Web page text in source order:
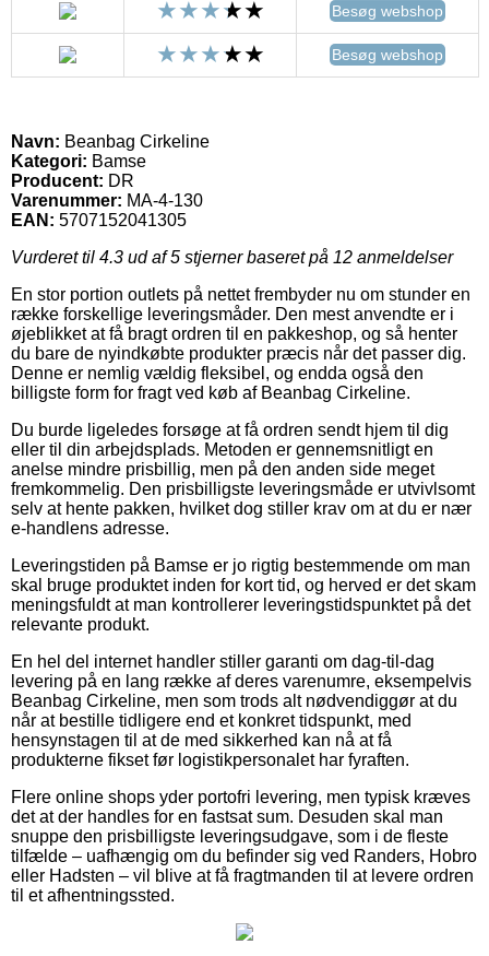
Besøg webshop
Besøg webshop
Navn: Beanbag Cirkeline
Kategori: Bamse
Producent: DR
Varenummer: MA-4-130
EAN: 5707152041305
Vurderet til 4.3 ud af 5 stjerner baseret på 12 anmeldelser
En stor portion outlets på nettet frembyder nu om stunder en
række forskellige leveringsmåder. Den mest anvendte er i
øjeblikket at få bragt ordren til en pakkeshop, og så henter
du bare de nyindkøbte produkter præcis når det passer dig.
Denne er nemlig vældig fleksibel, og endda også den
billigste form for fragt ved køb af Beanbag Cirkeline.
Du burde ligeledes forsøge at få ordren sendt hjem til dig
eller til din arbejdsplads. Metoden er gennemsnitligt en
anelse mindre prisbillig, men på den anden side meget
fremkommelig. Den prisbilligste leveringsmåde er utvivlsomt
selv at hente pakken, hvilket dog stiller krav om at du er nær
e-handlens adresse.
Leveringstiden på Bamse er jo rigtig bestemmende om man
skal bruge produktet inden for kort tid, og herved er det skam
meningsfuldt at man kontrollerer leveringstidspunktet på det
relevante produkt.
En hel del internet handler stiller garanti om dag-til-dag
levering på en lang række af deres varenumre, eksempelvis
Beanbag Cirkeline, men som trods alt nødvendiggør at du
når at bestille tidligere end et konkret tidspunkt, med
hensynstagen til at de med sikkerhed kan nå at få
produkterne fikset før logistikpersonalet har fyraften.
Flere online shops yder portofri levering, men typisk kræves
det at der handles for en fastsat sum. Desuden skal man
snuppe den prisbilligste leveringsudgave, som i de fleste
tilfælde – uafhængig om du befinder sig ved Randers, Hobro
eller Hadsten – vil blive at få fragtmanden til at levere ordren
til et afhentningssted.